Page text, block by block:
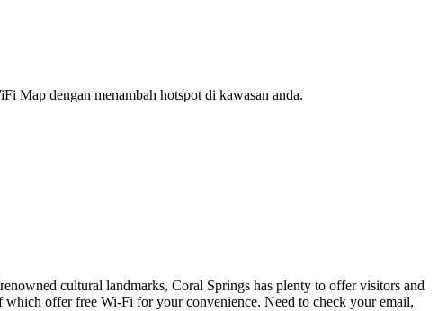
Map dengan menambah hotspot di kawasan anda.
cultural landmarks, Coral Springs has plenty to offer visitors and
which offer free Wi-Fi for your convenience. Need to check your email,